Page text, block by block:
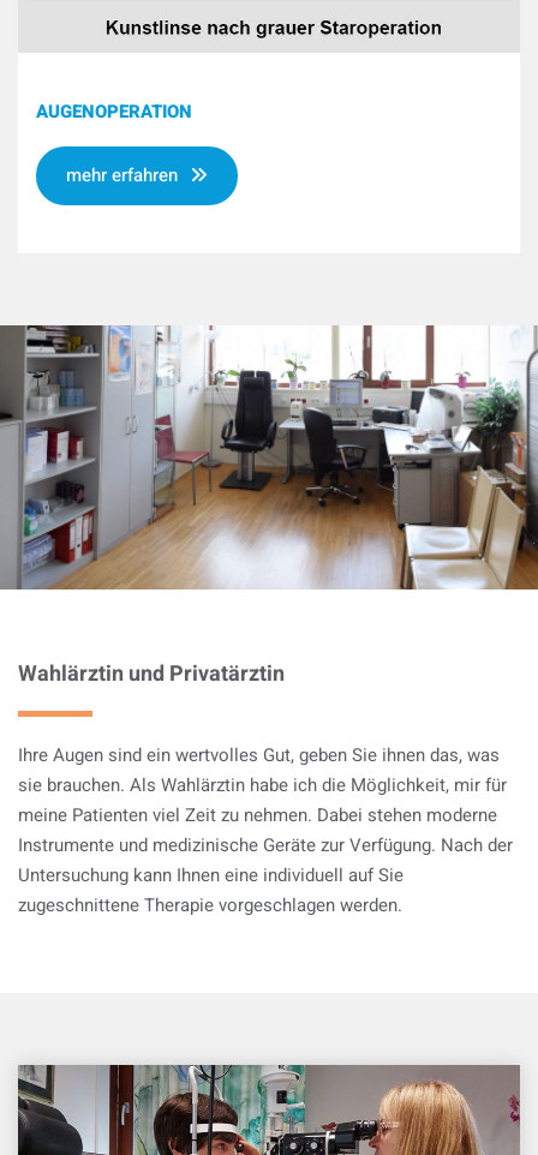
AUGENOPERATION
mehr erfahren
Wahlärztin und Privatärztin
Ihre Augen sind ein wertvolles Gut, geben Sie ihnen das, was
sie brauchen. Als Wahlärztin habe ich die Möglichkeit, mir für
meine Patienten viel Zeit zu nehmen. Dabei stehen moderne
Instrumente und medizinische Geräte zur Verfügung. Nach der
Untersuchung kann Ihnen eine individuell auf Sie
zugeschnittene Therapie vorgeschlagen werden.